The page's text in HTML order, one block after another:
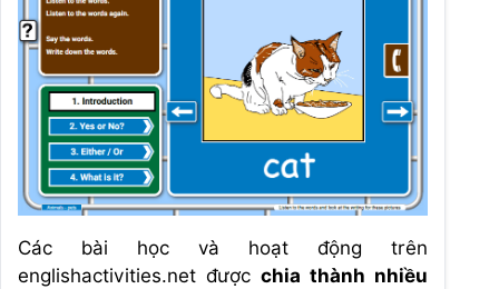
Các bài học và hoạt động trên
englishactivities.net được chia thành nhiều